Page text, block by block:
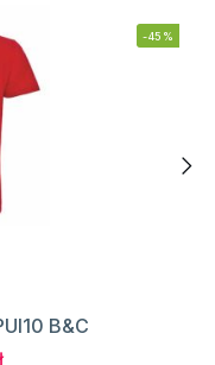
-45%
B&C